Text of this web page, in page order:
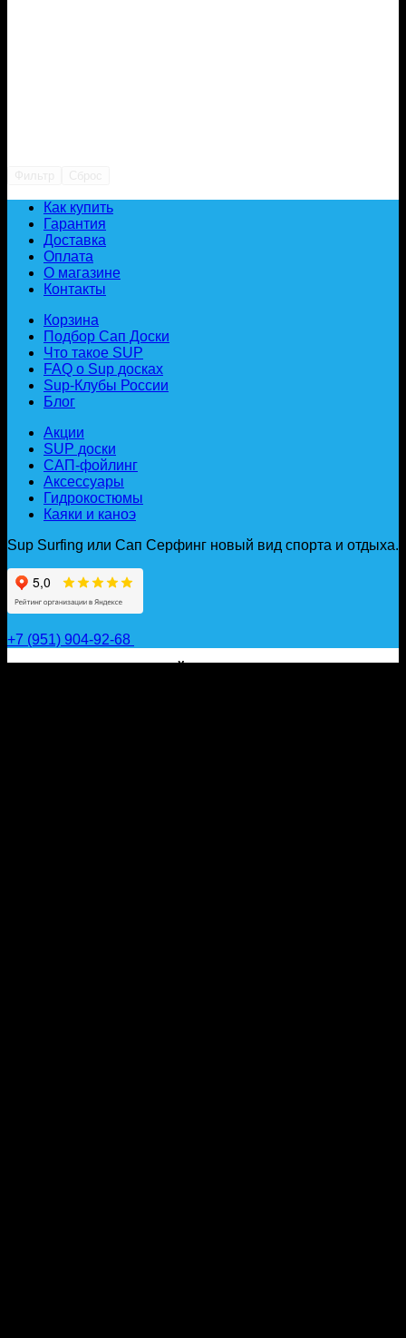
Как купить
Гарантия
Доставка
Оплата
О магазине
Контакты
Корзина
Подбор Сап Доски
Что такое SUP
FAQ о Sup досках
Sup-Клубы России
Блог
Акции
SUP доски
САП-фойлинг
Аксессуары
Гидрокостюмы
Каяки и каноэ
Sup Surfing или Сап Серфинг новый вид спорта и отдыха.
+7 (951) 904-92-68